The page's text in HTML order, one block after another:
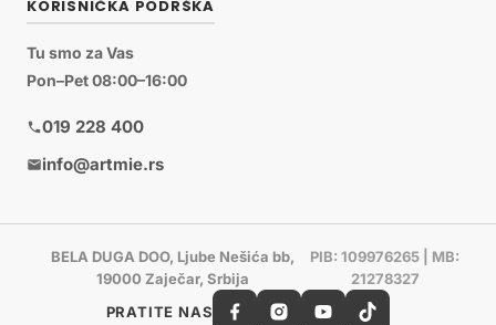
KORISNIČKA PODRŠKA
Tu smo za Vas
Pon–Pet 08:00–16:00
019 228 400
info@artmie.rs
BELA DUGA DOO, Ljube Nešića bb,
19000 Zaječar, Srbija
PIB: 109976265 | MB:
21278327
PRATITE NAS